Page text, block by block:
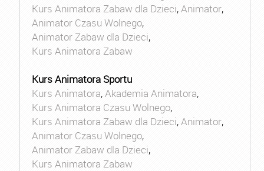
Kurs Animatora Zabaw dla Dzieci,Animator,
Animator Czasu Wolnego,
Animator Zabaw dla Dzieci,
Kurs Animatora Zabaw
Kurs Animatora Sportu
Kurs Animatora,Akademia Animatora,
Kurs Animatora Czasu Wolnego,
Kurs Animatora Zabaw dla Dzieci,Animator,
Animator Czasu Wolnego,
Animator Zabaw dla Dzieci,
Kurs Animatora Zabaw